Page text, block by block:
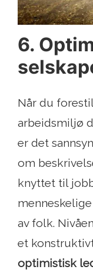
6.
Når du
arbeidsmiljø
er det
om
knyttet til
av folk.
et
optimistisk